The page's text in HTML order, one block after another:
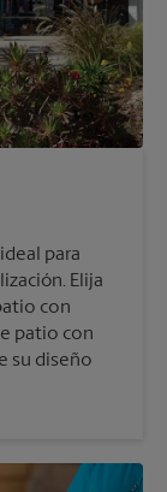
para
Elija
con
patio con
su diseño